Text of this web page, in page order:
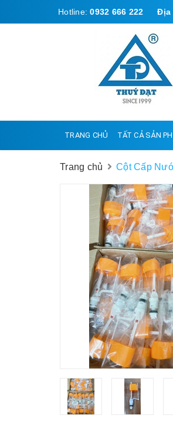
Hotline:0932 666 222 Địa
TRANG CHỦ TẤT CẢ SẢN
Trang chủ Cột Cấp